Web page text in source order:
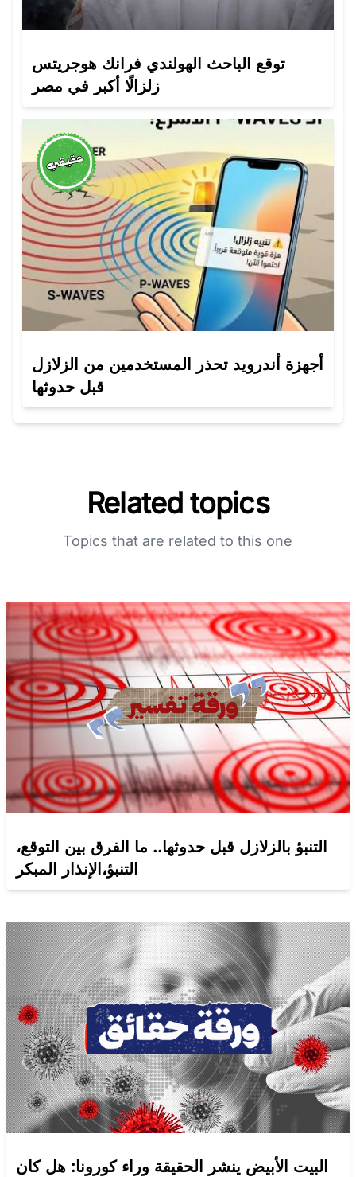
توقع الباحث الهولندي فرانك هوجريتس
زلزالًا أكبر في مصر
أجهزة أندرويد تحذر المستخدمين من الزلازل
قبل حدوثها
Related topics
Topics that are related to this one
التنبؤ بالزلازل قبل حدوثها.. ما الفرق بين التوقع،
التنبؤ،الإنذار المبكر
البيت الأبيض ينشر الحقيقة وراء كورونا: هل كان